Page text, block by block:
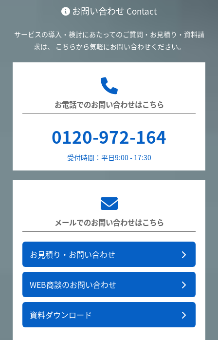
お問い合わせ Contact
サービスの導入・検討にあたってのご質問・お見積り・資料請
求は、
こちらから気軽にお問い合わせください。
お電話でのお問い合わせはこちら
0120-972-164
受付時間：平日9:00 - 17:30
メールでのお問い合わせはこちら
お見積り・お問い合わせ
WEB商談のお問い合わせ
資料ダウンロード